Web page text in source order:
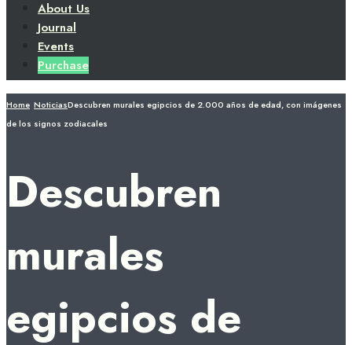
About Us
Journal
Events
Purchase
Home NoticiasDescubren murales egipcios de 2.000 años de edad, con imágenes
de los signos zodiacales
Descubren
murales
egipcios de